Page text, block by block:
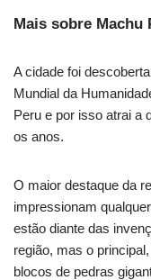
Mais sobre Machu
A cidade foi
Mundial da
Peru e por isso atrai a
os anos.
O maior destaque da
impressionam
estão diante das
região, mas o
blocos de pedras